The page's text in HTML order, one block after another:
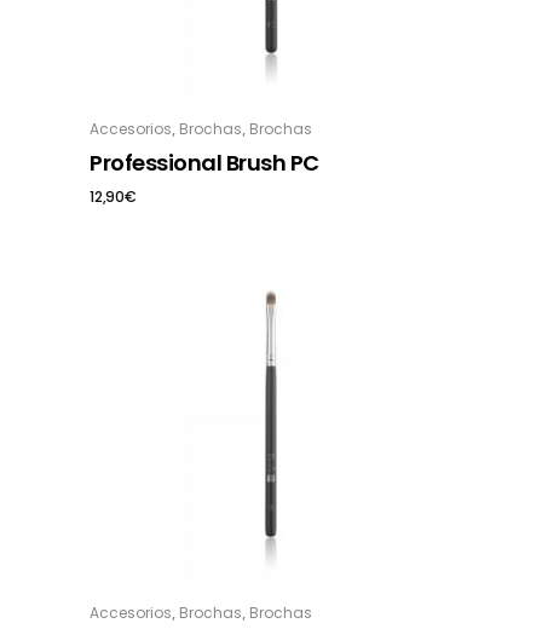
Accesorios, Brochas, Brochas
Professional Brush PC
12,90€
Accesorios, Brochas, Brochas